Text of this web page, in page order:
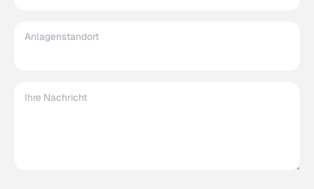
Anlagenstandort
Ihre Nachricht